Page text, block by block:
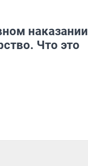
наказании
Что это